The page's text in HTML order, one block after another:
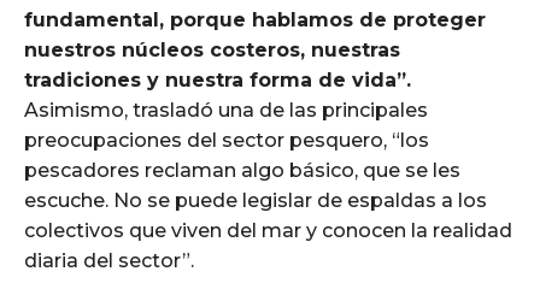
fundamental, porque hablamos de proteger
nuestros núcleos costeros, nuestras
tradiciones y nuestra forma de vida”.
Asimismo, trasladó una de las principales
preocupaciones del sector pesquero, “los
pescadores reclaman algo básico, que se les
escuche. No se puede legislar de espaldas a los
colectivos que viven del mar y conocen la realidad
diaria del sector”.